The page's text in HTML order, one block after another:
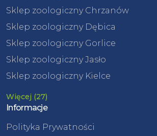
Sklep zoologiczny Chrzanów
Sklep zoologiczny Dębica
Sklep zoologiczny Gorlice
Sklep zoologiczny Jasło
Sklep zoologiczny Kielce
Więcej (27)
Informacje
Polityka Prywatności